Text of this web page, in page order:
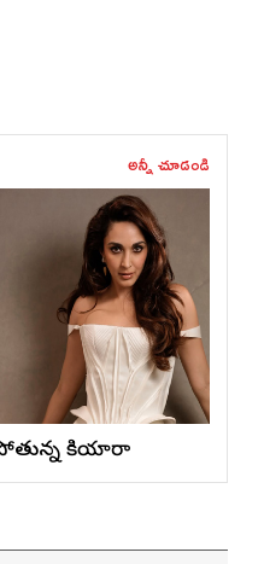
అన్నీ చూడండి
కియారా